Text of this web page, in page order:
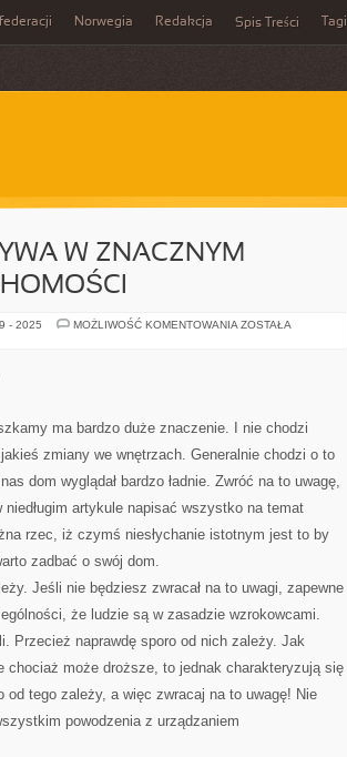
Norwegia Redakcja Spis Treści Tagi
W ZNACZNYM
- 2025 MOŻLIWOŚĆ KOMENTOWANIA ARCHITEKTURA
ZOSTAŁA
ma bardzo duże znaczenie. I nie chodzi
zmiany we wnętrzach. Generalnie chodzi o to
dom wyglądał bardzo ładnie. Zwróć na to uwagę,
artykule napisać wszystko na temat
rzec, iż czymś niesłychanie istotnym jest to by
zadbać o swój dom.
Jeśli nie będziesz zwracał na to uwagi, zapewne
że ludzie są w zasadzie wzrokowcami.
Przecież naprawdę sporo od nich zależy. Jak
chociaż może droższe, to jednak charakteryzują się
od tego zależy, a więc zwracaj na to uwagę! Nie
powodzenia z urządzaniem